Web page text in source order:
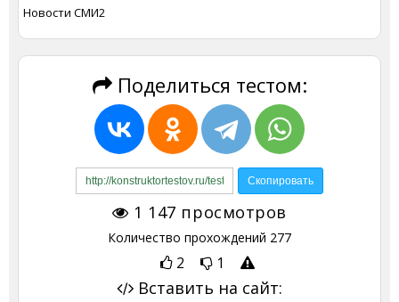
Новости СМИ2
Поделиться тестом:
1 147 просмотров
Количество прохождений 277
2 1
Вставить на сайт: